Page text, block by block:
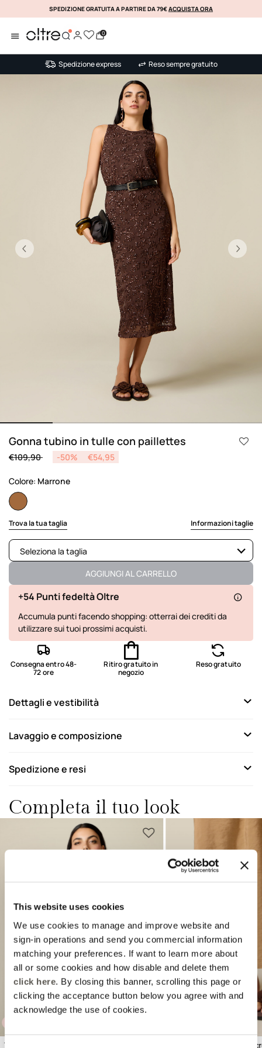
This website uses cookies
We use cookies to manage and improve website and
sign-in operations and send you commercial information
matching your preferences. If want to learn more about
all or some cookies and how disable and delete them
click here. By closing this banner, scrolling this page or
clicking the acceptance button below you agree with and
acknowledge the use of cookies.
KLARNA
SPEDIZIONE GRATUITA A PARTIRE DA 79€ACQUISTA ORA
0
Spedizione express Reso sempre gratuito
Precedente
Gonna tubino in tulle con paillettes
Price reduced from
€109,90to -50% €54,95
Colore: Marrone
selected
Trova la tua taglia Informazioni taglie
Seleziona la taglia
Disponibile
Disponibile
Disponibile
Disponibile
AGGIUNGI AL CARRELLO
+54 Punti fedeltà Oltre
Accumula punti facendo shopping: otterrai dei crediti da
utilizzare sui tuoi prossimi acquisti.
Consegna entro 48-
72 ore
Ritiro gratuito in
negozio
Reso gratuito
Dettagli e vestibilità
Lavaggio e composizione
Spedizione e resi
Completa il tuo look
Top in tulle con paillettes Sandali flat con fiore in
Previous